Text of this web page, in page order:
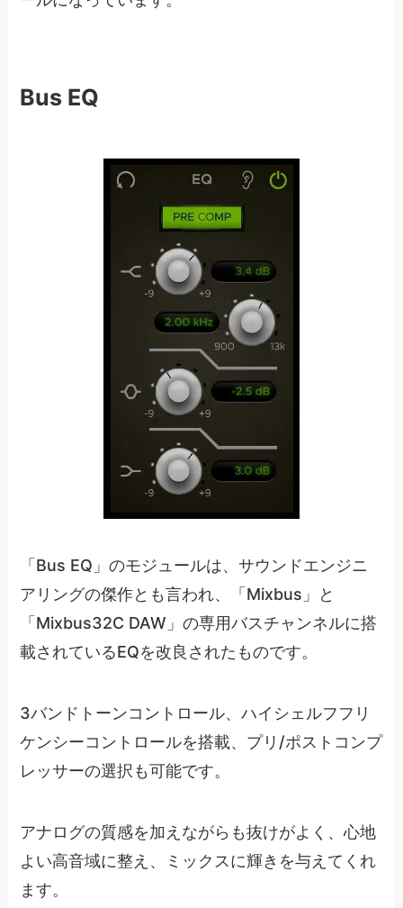
Bus EQ
「Bus EQ」のモジュールは、サウンドエンジニ
アリングの傑作とも言われ、「Mixbus」と
「Mixbus32C DAW」の専用バスチャンネルに搭
載されているEQを改良されたものです。
3バンドトーンコントロール、ハイシェルフフリ
ケンシーコントロールを搭載、プリ/ポストコンプ
レッサーの選択も可能です。
アナログの質感を加えながらも抜けがよく、心地
よい高音域に整え、ミックスに輝きを与えてくれ
ます。